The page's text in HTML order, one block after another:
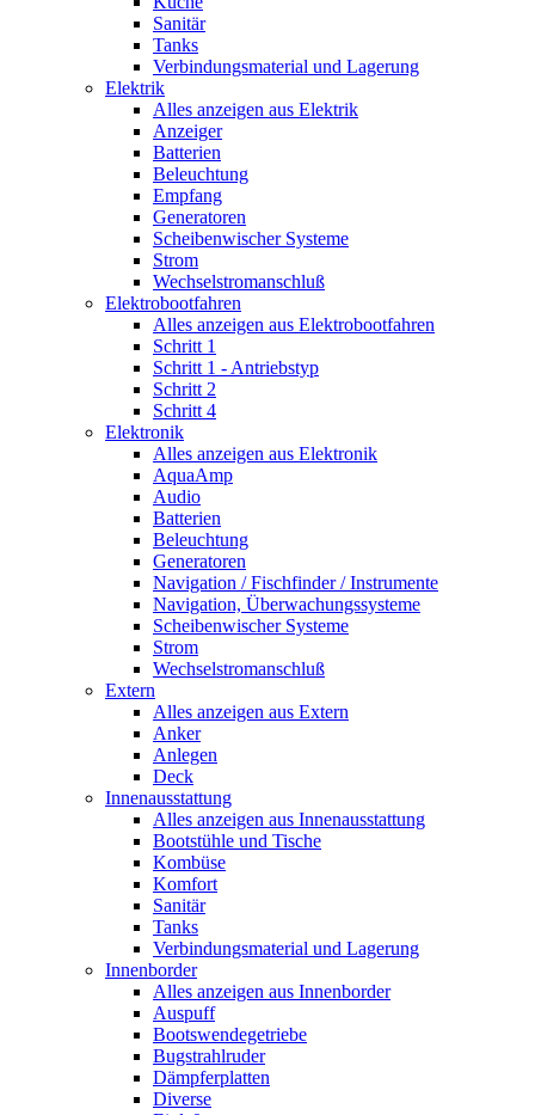
Sanitär
Tanks
Verbindungsmaterial und Lagerung
Elektrik
Alles anzeigen aus Elektrik
Anzeiger
Batterien
Beleuchtung
Empfang
Generatoren
Scheibenwischer Systeme
Strom
Wechselstromanschluß
Elektrobootfahren
Alles anzeigen aus Elektrobootfahren
Schritt 1
Schritt 1 - Antriebstyp
Schritt 2
Schritt 4
Elektronik
Alles anzeigen aus Elektronik
AquaAmp
Audio
Batterien
Beleuchtung
Generatoren
Navigation / Fischfinder / Instrumente
Navigation, Überwachungssysteme
Scheibenwischer Systeme
Strom
Wechselstromanschluß
Extern
Alles anzeigen aus Extern
Anker
Anlegen
Deck
Innenausstattung
Alles anzeigen aus Innenausstattung
Bootstühle und Tische
Kombüse
Komfort
Sanitär
Tanks
Verbindungsmaterial und Lagerung
Innenborder
Alles anzeigen aus Innenborder
Auspuff
Bootswendegetriebe
Bugstrahlruder
Dämpferplatten
Diverse